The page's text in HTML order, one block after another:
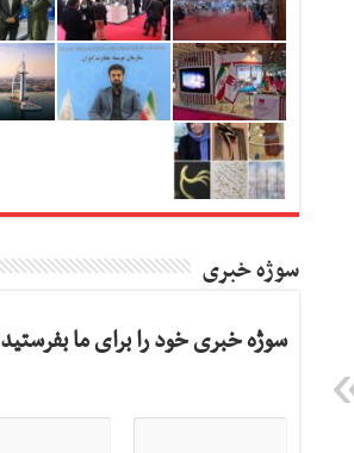
سوژه خبری
سوژه خبری خود را برای ما بفرستید